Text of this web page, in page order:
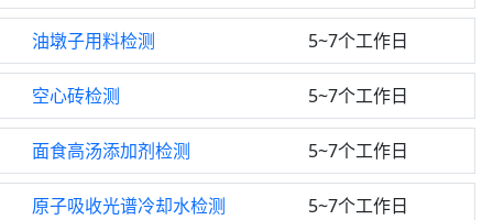
油墩子用料检测 5~7个工作日
空心砖检测 5~7个工作日
面食高汤添加剂检测 5~7个工作日
原子吸收光谱冷却水检测 5~7个工作日